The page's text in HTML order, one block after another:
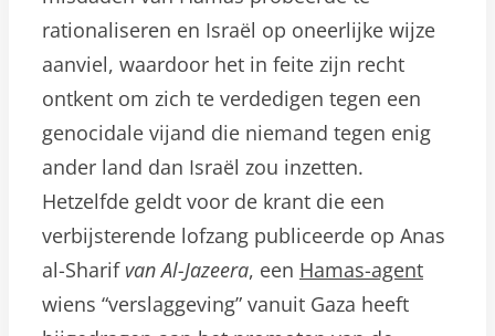
rationaliseren en Israël op oneerlijke wijze
aanviel, waardoor het in feite zijn recht
ontkent om zich te verdedigen tegen een
genocidale vijand die niemand tegen enig
ander land dan Israël zou inzetten.
Hetzelfde geldt voor de krant die een
verbijsterende lofzang publiceerde op Anas
al-Sharif van Al-Jazeera, een Hamas-agent
wiens “verslaggeving” vanuit Gaza heeft